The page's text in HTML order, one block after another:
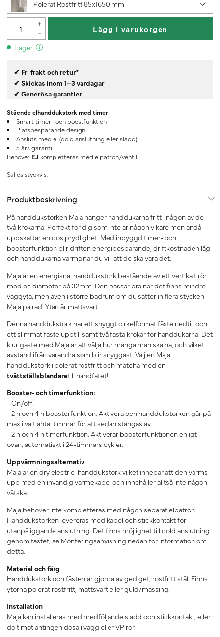
Polerat Rostfritt 85x1650 mm
Lägg i varukorgen
I lager
✔ Fri frakt och retur*
✔ Skickas inom 1–3 vardagar
✔ Generösa garantier
Stående elhanddukstork med timer
Smart timer- och boostfunktion
Platsbesparande design
Ansluts med el (dold anslutning eller sladd)
5 års garanti
Behöver EJ kompletteras med elpatron/ventil.
Säljes styckvis.
Produktbeskrivning
På handdukstorken Maja hänger handdukarna fritt i någon av de
två krokarna. Perfekt för dig som inte är någon vikare men ändå
uppskattar en dos prydlighet. Med inbyggd timer- och
boosterfunktion blir driften energibesparande, driftkostnaden låg
och handdukarna varma när du vill att de ska vara det.
Maja är en energisnål handdukstork bestående av ett vertikalt rör
med en diameter på 32mm. Den passar bra när det finns mindre
väggyta, men även i större badrum om du sätter in flera stycken
Maja på rad. Ytan är mattsvart.
Denna handdukstork har ett snyggt cirkelformat fäste nedtill och
ett slimmat fäste upptill samt två fasta krokar för handdukarna. Det
klurigaste med Maja är att välja hur många man ska ha, och vilket
avstånd ifrån varandra som blir snyggast. Välj en Maja
handdukstork i polerat rostfritt och matcha med en
tvättställsblandaretill handfatet!
Booster- och timerfunktion:
- On/off.
- 2 h och 4 h boosterfunktion. Aktivera och handdukstorken går på
max i valt antal timmar för att sedan stängas av.
- 2 h och 4 h timerfunktion. Aktiverar boosterfunktionen enligt
ovan, automatiskt i 24-timmars cykler.
Uppvärmningsalternativ
Maja är en dry electric-handdukstork vilket innebär att den värms
upp med en invändig värmekabel och innehåller alltså inte någon
vätska.
Maja behöver inte kompletteras med någon separat elpatron.
Handdukstorken levereras med kabel och stickkontakt för
utanpåliggande anslutning. Det finns möjlighet till dold anslutning
genom fästet, se Monteringsanvisning nedan för information om
detta.
Material och färg
Handdukstork och fästen är gjorda av gediget, rostfritt stål. Finns i
ytorna polerat rostfritt, mattsvart eller guld/mässing.
Installation
Maja kan installeras med medföljande sladd och stickkontakt, eller
dolt mot antingen dosa i vägg eller VP rör.